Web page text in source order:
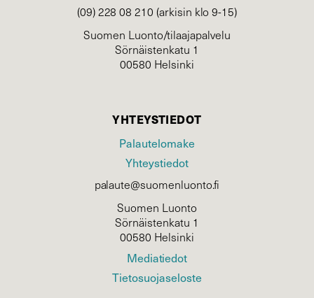
(09) 228 08 210 (arkisin klo 9-15)
Suomen Luonto/tilaajapalvelu
Sörnäistenkatu 1
00580 Helsinki
YHTEYSTIEDOT
Palautelomake
Yhteystiedot
palaute@suomenluonto.fi
Suomen Luonto
Sörnäistenkatu 1
00580 Helsinki
Mediatiedot
Tietosuojaseloste